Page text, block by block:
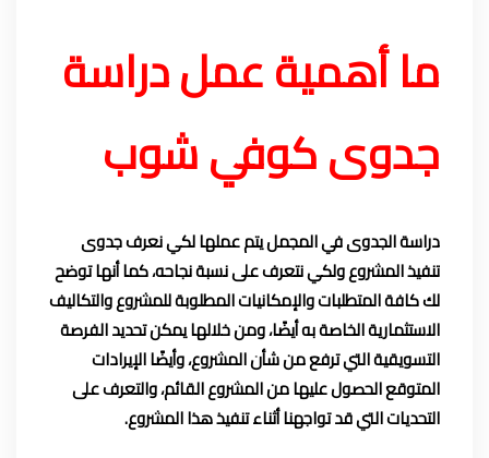
ما أهمية عمل دراسة
جدوى كوفي شوب
دراسة الجدوى في المجمل يتم عملها لكي نعرف جدوى
تنفيذ المشروع ولكي نتعرف على نسبة نجاحه، كما أنها توضح
لك كافة المتطلبات والإمكانيات المطلوبة للمشروع والتكاليف
الاستثمارية الخاصة به أيضًا، ومن خلالها يمكن تحديد الفرصة
التسويقية التي ترفع من شأن المشروع، وأيضًا الإيرادات
المتوقع الحصول عليها من المشروع القائم، والتعرف على
التحديات التي قد تواجهنا أثناء تنفيذ هذا المشروع.